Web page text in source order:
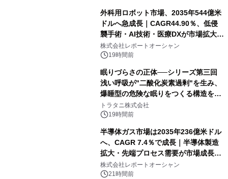
外科用ロボット市場、2035年544億米
ドルへ急成長｜CAGR44.90％、低侵
襲手術・AI技術・医療DXが市場拡大を
牽引
株式会社レポートオーシャン
19時間前
眠りづらさの正体──シリーズ第三回
浅い呼吸が"二酸化炭素過剰"を生み、
爆睡型の危険な眠りをつくる構造を解
説
トラタニ株式会社
19時間前
半導体ガス市場は2035年236億米ドル
へ、CAGR 7.4％で成長｜半導体製造
拡大・先端プロセス需要が市場成長を
加速
株式会社レポートオーシャン
21時間前